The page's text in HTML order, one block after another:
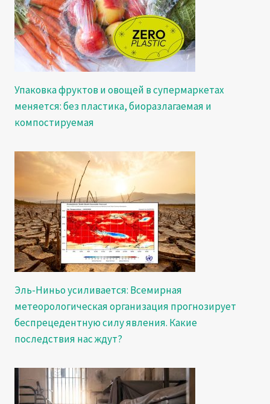
Упаковка фруктов и овощей в супермаркетах
меняется: без пластика, биоразлагаемая и
компостируемая
Эль-Ниньо усиливается: Всемирная
метеорологическая организация прогнозирует
беспрецедентную силу явления. Какие
последствия нас ждут?